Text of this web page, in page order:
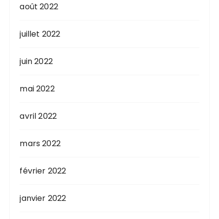
août 2022
juillet 2022
juin 2022
mai 2022
avril 2022
mars 2022
février 2022
janvier 2022